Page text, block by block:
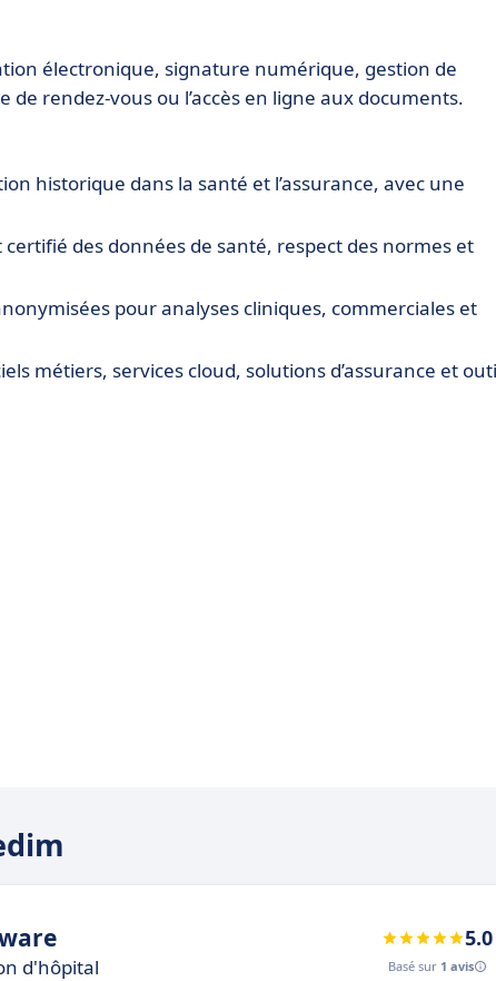
électronique, signature numérique, gestion de
rendez-vous ou l’accès en ligne aux documents.
historique dans la santé et l’assurance, avec une
des données de santé, respect des normes et
pour analyses cliniques, commerciales et
métiers, services cloud, solutions d’assurance et
d'hôpital
5.0
Basé sur 1 avis